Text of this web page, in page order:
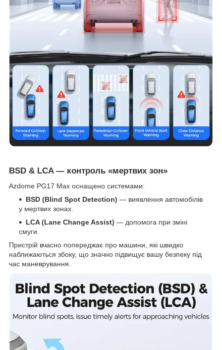
BSD & LCA — контроль «мертвих зон»
Azdome PG17 Max оснащено системами:
BSD (Blind Spot Detection) — виявлення автомобілів
у мертвих зонах.
LCA (Lane Change Assist) — допомога при зміні
смуги.
Пристрій вчасно попереджає про машини, які швидко
наближаються збоку, що значно підвищує вашу безпеку під
час маневрування.